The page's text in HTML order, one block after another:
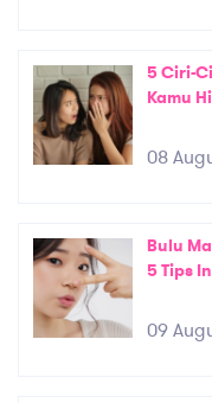
5 Ciri-
Kamu
08
Bulu
5 Tips
09